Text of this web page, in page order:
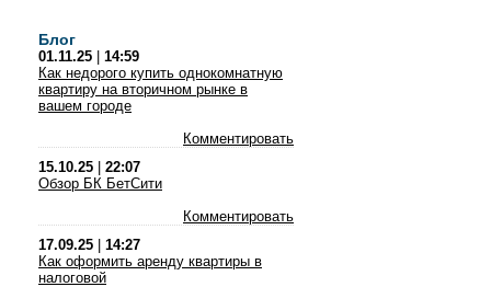
Блог
01.11.25
14:59
Как недорого купить однокомнатную
квартиру на вторичном рынке в
вашем городе
Комментировать
15.10.25
22:07
Обзор БК БетСити
Комментировать
17.09.25
14:27
Как оформить аренду квартиры в
налоговой